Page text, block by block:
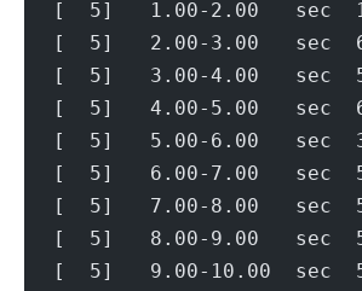
[  5]   1.00-2.00   sec
[  5]   2.00-3.00   sec
[  5]   3.00-4.00   sec
[  5]   4.00-5.00   sec
[  5]   5.00-6.00   sec
[  5]   6.00-7.00   sec
[  5]   7.00-8.00   sec
[  5]   8.00-9.00   sec
[  5]   9.00-10.00  sec